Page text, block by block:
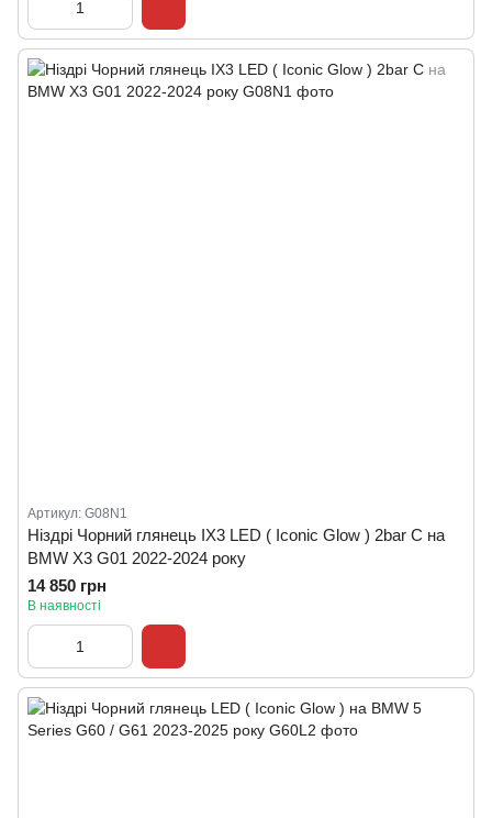
Артикул: G08N1
Ніздрі Чорний глянець IX3 LED ( Iconic Glow ) 2bar C на
BMW X3 G01 2022-2024 року
14 850 грн
В наявності